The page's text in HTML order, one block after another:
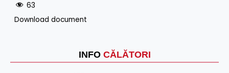
INFO CĂLĂTORI
63
Download document